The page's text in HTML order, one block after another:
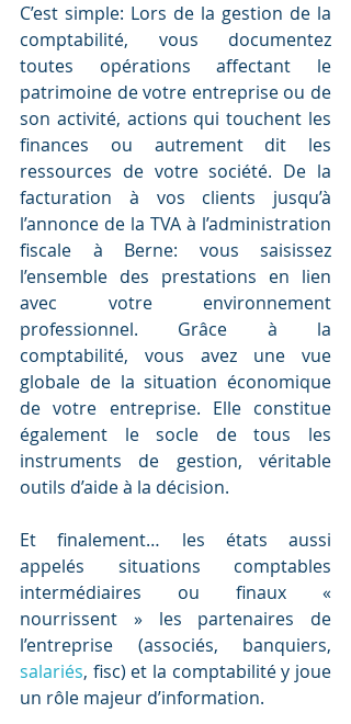
C’est simple: Lors de la gestion de la
comptabilité, vous documentez
toutes opérations affectant le
patrimoine de votre entreprise ou de
son activité, actions qui touchent les
finances ou autrement dit les
ressources de votre société. De la
facturation à vos clients jusqu’à
l’annonce de la TVA à l’administration
fiscale à Berne: vous saisissez
l’ensemble des prestations en lien
avec votre environnement
professionnel. Grâce à la
comptabilité, vous avez une vue
globale de la situation économique
de votre entreprise. Elle constitue
également le socle de tous les
instruments de gestion, véritable
outils d’aide à la décision.
Et finalement… les états aussi
appelés situations comptables
intermédiaires ou finaux «
nourrissent » les partenaires de
salariés, fisc) et la comptabilité y joue
un rôle majeur d’information.